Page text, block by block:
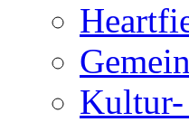
Kultur-